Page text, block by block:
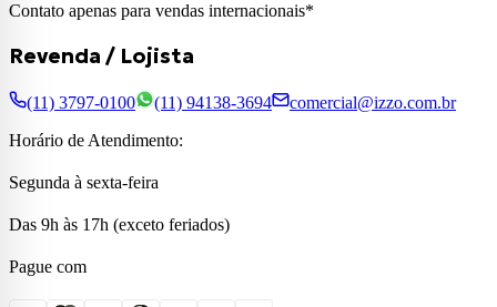
Contato apenas para vendas internacionais*
Revenda / Lojista
(11) 3797-0100 (11) 94138-3694
comercial@izzo.com.br
Horário de Atendimento:
Segunda à sexta-feira
Das 9h às 17h (exceto feriados)
Pague com